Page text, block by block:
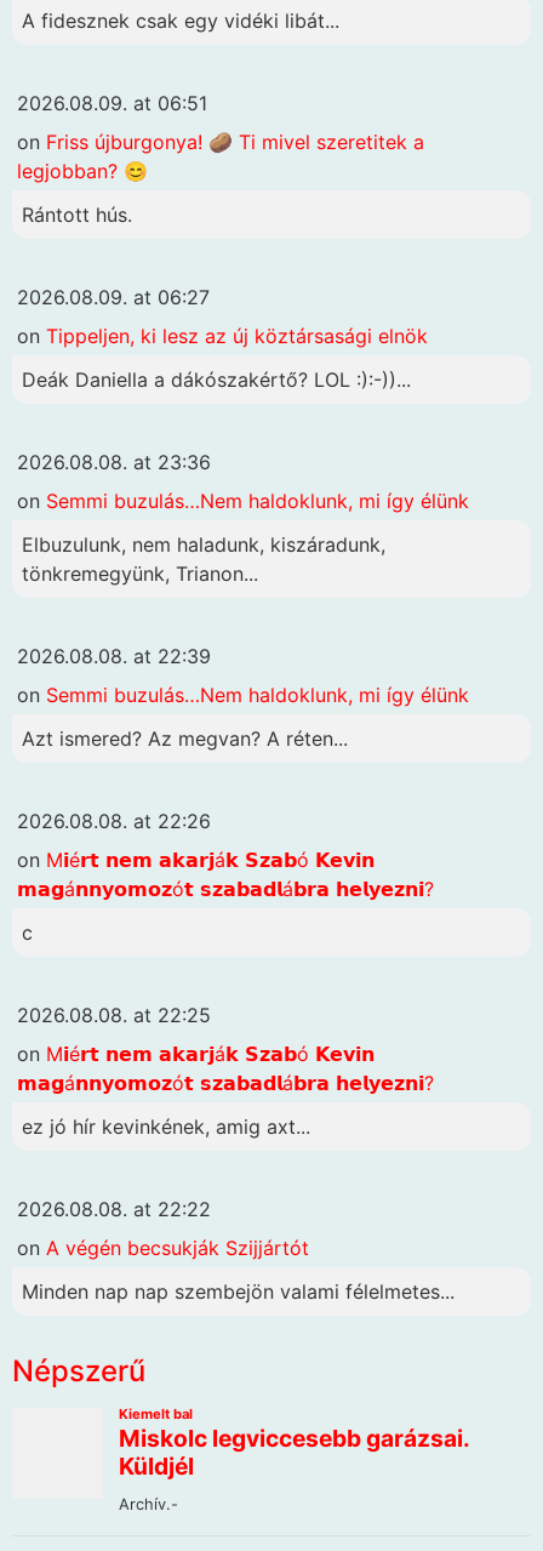
A fidesznek csak egy vidéki libát...
2026.08.09. at 06:51
on Friss újburgonya! 🥔 Ti mivel szeretitek a
legjobban? 😊
Rántott hús.
2026.08.09. at 06:27
on Tippeljen, ki lesz az új köztársasági elnök
Deák Daniella a dákószakértő? LOL :):-))...
2026.08.08. at 23:36
on Semmi buzulás…Nem haldoklunk, mi így élünk
Elbuzulunk, nem haladunk, kiszáradunk,
tönkremegyünk, Trianon...
2026.08.08. at 22:39
on Semmi buzulás…Nem haldoklunk, mi így élünk
Azt ismered? Az megvan? A réten...
2026.08.08. at 22:26
on M𝗶é𝗿𝘁 𝗻𝗲𝗺 𝗮𝗸𝗮𝗿𝗷á𝗸 𝗦𝘇𝗮𝗯ó 𝗞𝗲𝘃𝗶𝗻
𝗺𝗮𝗴á𝗻𝗻𝘆𝗼𝗺𝗼𝘇ó𝘁 𝘀𝘇𝗮𝗯𝗮𝗱𝗹á𝗯𝗿𝗮 𝗵𝗲𝗹𝘆𝗲𝘇𝗻𝗶?
c
2026.08.08. at 22:25
on M𝗶é𝗿𝘁 𝗻𝗲𝗺 𝗮𝗸𝗮𝗿𝗷á𝗸 𝗦𝘇𝗮𝗯ó 𝗞𝗲𝘃𝗶𝗻
𝗺𝗮𝗴á𝗻𝗻𝘆𝗼𝗺𝗼𝘇ó𝘁 𝘀𝘇𝗮𝗯𝗮𝗱𝗹á𝗯𝗿𝗮 𝗵𝗲𝗹𝘆𝗲𝘇𝗻𝗶?
ez jó hír kevinkének, amig axt...
2026.08.08. at 22:22
on A végén becsukják Szijjártót
Minden nap nap szembejön valami félelmetes...
Népszerű